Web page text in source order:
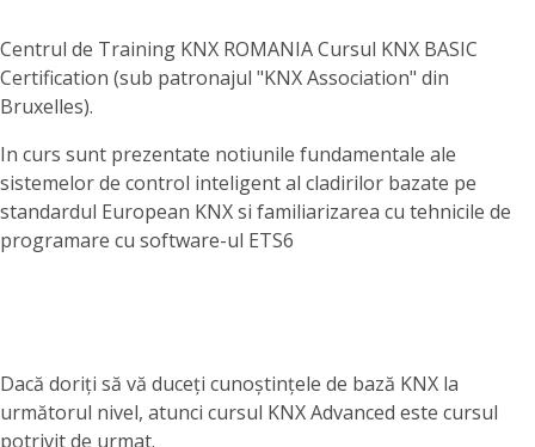
Centrul de Training KNX ROMANIA Cursul KNX BASIC
Certification (sub patronajul "KNX Association" din
Bruxelles).
In curs sunt prezentate notiunile fundamentale ale
sistemelor de control inteligent al cladirilor bazate pe
standardul European KNX si familiarizarea cu tehnicile de
programare cu software-ul ETS6
Dacă doriți să vă duceți cunoștințele de bază KNX la
următorul nivel, atunci cursul KNX Advanced este cursul
potrivit de urmat.